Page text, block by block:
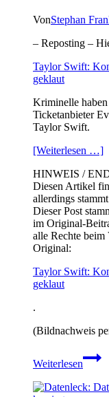
VonStephan
– Reposting –
Taylor Swift:
geklaut
Kriminelle
Ticketanbieter
Taylor Swift.
[Weiterlesen …]
HINWEIS /
Diesen Artikel
allerdings
Dieser Post
im Original-
alle Rechte beim
Original:
Taylor Swift:
geklaut
.
(Bildnachweis
Weiterlesen
Taylor
Swift:
bei